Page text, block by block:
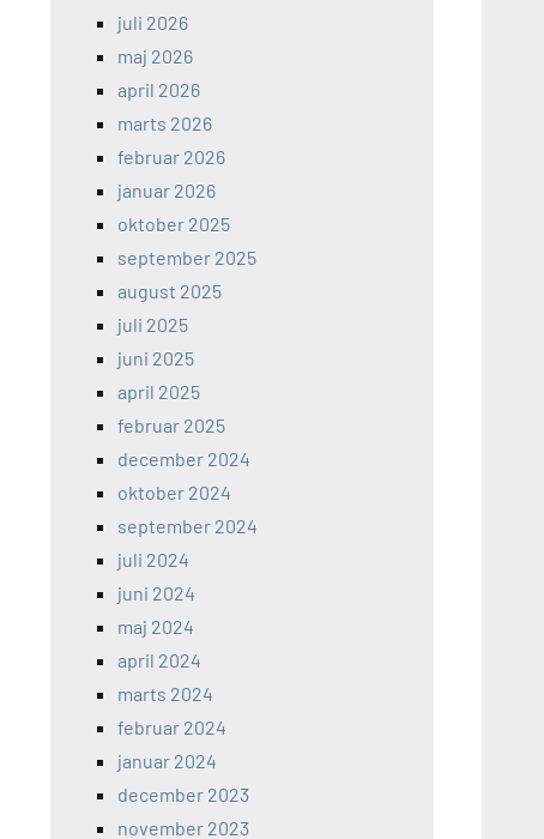
juli 2026
maj 2026
april 2026
marts 2026
februar 2026
januar 2026
oktober 2025
september 2025
august 2025
juli 2025
juni 2025
april 2025
februar 2025
december 2024
oktober 2024
september 2024
juli 2024
juni 2024
maj 2024
april 2024
marts 2024
februar 2024
januar 2024
december 2023
november 2023